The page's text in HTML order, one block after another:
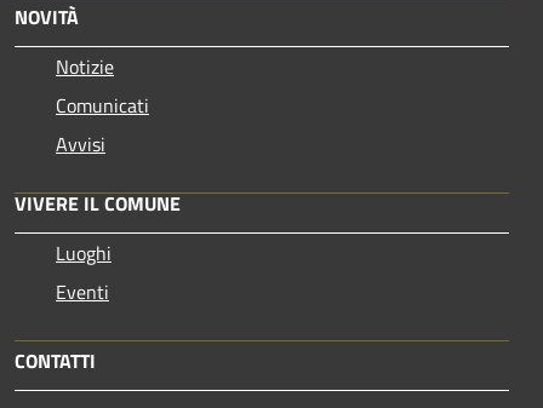
NOVITÀ
Notizie
Comunicati
Avvisi
VIVERE IL COMUNE
Luoghi
Eventi
CONTATTI